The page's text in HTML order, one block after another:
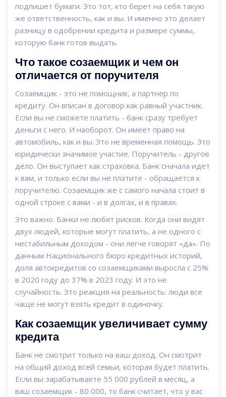
подпишет бумаги. Это тот, кто берет на себя такую
же ответственность, как и вы. И именно это делает
разницу в одобрении кредита и размере суммы,
которую банк готов выдать.
Что такое созаемщик и чем он
отличается от поручителя
Созаемщик - это не помощник, а партнер по
кредиту. Он вписан в договор как равный участник.
Если вы не сможете платить - банк сразу требует
деньги с него. И наоборот. Он имеет право на
автомобиль, как и вы. Это не временная помощь. Это
юридически значимое участие. Поручитель - другое
дело. Он выступает как страховка. Банк сначала идет
к вам, и только если вы не платите - обращается к
поручителю. Созаемщик же с самого начала стоит в
одной строке с вами - и в долгах, и в правах.
Это важно. Банки не любят рисков. Когда они видят
двух людей, которые могут платить, а не одного с
нестабильным доходом - они легче говорят «да». По
данным Национального бюро кредитных историй,
доля автокредитов со созаемщиками выросла с 25%
в 2020 году до 37% в 2023 году. И это не
случайность. Это реакция на реальность: люди все
чаще не могут взять кредит в одиночку.
Как созаемщик увеличивает сумму
кредита
Банк не смотрит только на ваш доход. Он смотрит
на общий доход всей семьи, которая будет платить.
Если вы зарабатываете 55 000 рублей в месяц, а
ваш созаемщик - 80 000, то банк считает, что у вас